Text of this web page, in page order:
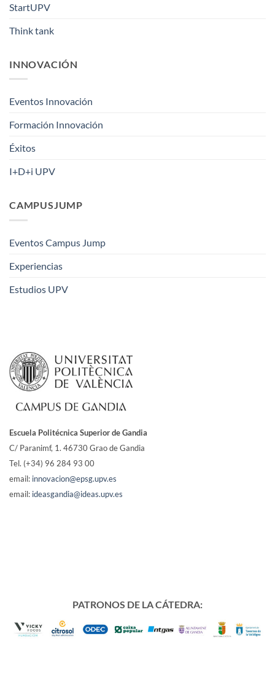
StartUPV
Think tank
INNOVACIÓN
Eventos Innovación
Formación Innovación
Éxitos
I+D+i UPV
CAMPUSJUMP
Eventos Campus Jump
Experiencias
Estudios UPV
Escuela Politécnica Superior de Gandia
C/ Paranimf, 1. 46730 Grao de Gandia
Tel. (+34) 96 284 93 00
email: innovacion@epsg.upv.es
email: ideasgandia@ideas.upv.es
PATRONOS DE LA CÁTEDRA: